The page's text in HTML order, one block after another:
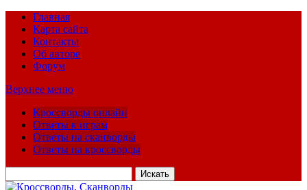
Главная
Карта сайта
Контакты
Об авторе
Форум
Верхнее меню
Кроссворды онлайн
Ответы к играм
Ответы на сканворды
Ответы на кроссворды
для: